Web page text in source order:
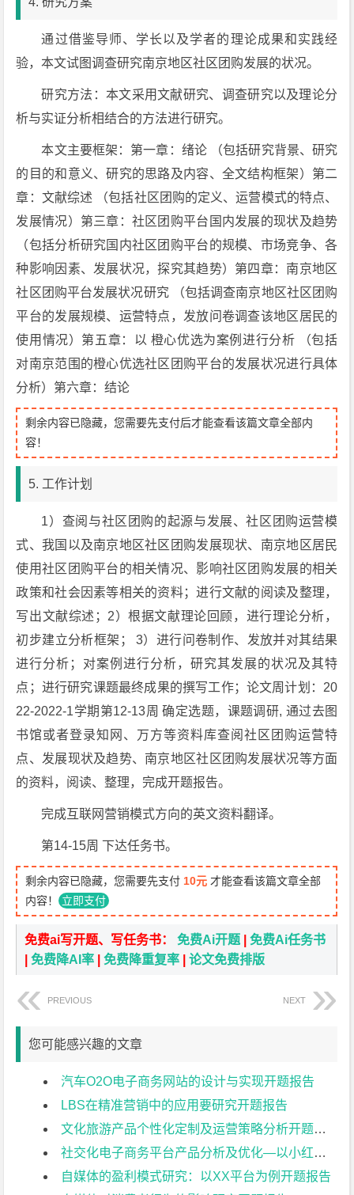
通过借鉴导师、学长以及学者的理论成果和实践经
验，本文试图调查研究南京地区社区团购发展的状况。
研究方法：本文采用文献研究、调查研究以及理论分
析与实证分析相结合的方法进行研究。
本文主要框架：第一章：绪论 （包括研究背景、研究
的目的和意义、研究的思路及内容、全文结构框架）第二
章：文献综述 （包括社区团购的定义、运营模式的特点、
发展情况）第三章：社区团购平台国内发展的现状及趋势
（包括分析研究国内社区团购平台的规模、市场竞争、各
种影响因素、发展状况，探究其趋势）第四章：南京地区
社区团购平台发展状况研究 （包括调查南京地区社区团购
平台的发展规模、运营特点，发放问卷调查该地区居民的
使用情况）第五章：以 橙心优选为案例进行分析 （包括
对南京范围的橙心优选社区团购平台的发展状况进行具体
分析）第六章：结论
剩余内容已隐藏，您需要先支付后才能查看该篇文章全部内
容！
5. 工作计划
1）查阅与社区团购的起源与发展、社区团购运营模
式、我国以及南京地区社区团购发展现状、南京地区居民
使用社区团购平台的相关情况、影响社区团购发展的相关
政策和社会因素等相关的资料；进行文献的阅读及整理，
写出文献综述；2）根据文献理论回顾，进行理论分析，
初步建立分析框架； 3）进行问卷制作、发放并对其结果
进行分析；对案例进行分析，研究其发展的状况及其特
点；进行研究课题最终成果的撰写工作；论文周计划：20
22-2022-1学期第12-13周 确定选题，课题调研, 通过去图
书馆或者登录知网、万方等资料库查阅社区团购运营特
点、发展现状及趋势、南京地区社区团购发展状况等方面
的资料，阅读、整理，完成开题报告。
完成互联网营销模式方向的英文资料翻译。
第14-15周 下达任务书。
剩余内容已隐藏，您需要先支付 10元 才能查看该篇文章全部
内容！ 立即支付
免费ai写开题、写任务书：免费Ai开题 |免费Ai任务书
|免费降AI率 |免费降重复率 |论文免费排版
PREVIOUS NEXT
您可能感兴趣的文章
汽车O2O电子商务网站的设计与实现开题报告
LBS在精准营销中的应用要研究开题报告
文化旅游产品个性化定制及运营策略分析开题报告
社交化电子商务平台产品分析及优化—以小红书为例开题报告
自媒体的盈利模式研究：以XX平台为例开题报告